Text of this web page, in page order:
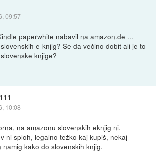
09:57
paperwhite nabavil na amazon.de ...
e-knjig? Se da večino dobit ali je to
knjige?
10:08
na amazonu slovenskih eknjig ni.
ni sploh, legalno težko kaj kupiš, nekaj
kako do slovenskih knjig.